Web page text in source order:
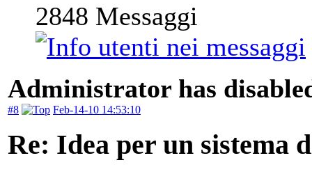
2848 Messaggi
Administrator has
#8 Feb-14-10 14:53:10
Re: Idea per un sistema